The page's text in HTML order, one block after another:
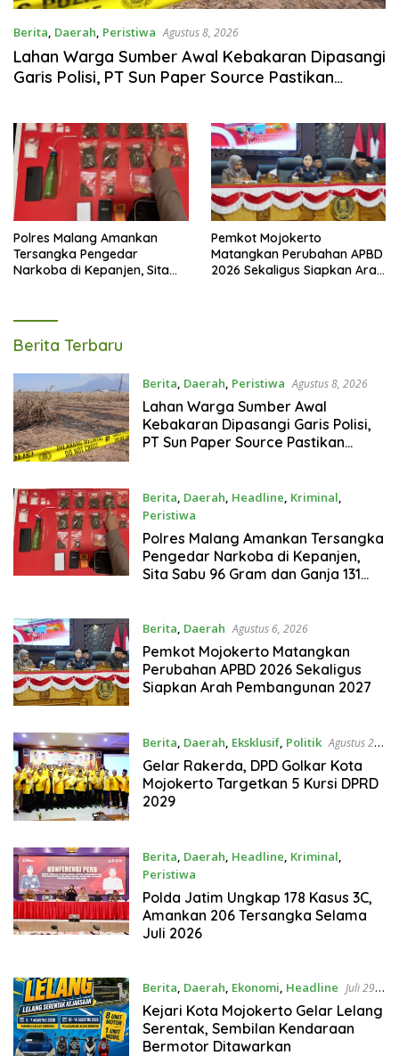
Berita, Daerah, Peristiwa Agustus 8, 2026
Lahan Warga Sumber Awal Kebakaran Dipasangi
Garis Polisi, PT Sun Paper Source Pastikan
Polres Malang Amankan
Tersangka Pengedar
Narkoba di Kepanjen, Sita
Pemkot Mojokerto
Matangkan Perubahan APBD
2026 Sekaligus Siapkan Arah
Tagarterkini
Berita Terbaru
Berita, Daerah, Peristiwa Agustus 8, 2026
Lahan Warga Sumber Awal
Kebakaran Dipasangi Garis Polisi,
PT Sun Paper Source Pastikan
Berita, Daerah, Headline, Kriminal,
Peristiwa
Agustus 7, 2026
Polres Malang Amankan Tersangka
Pengedar Narkoba di Kepanjen,
Sita Sabu 96 Gram dan Ganja 131
Berita, Daerah Agustus 6, 2026
Pemkot Mojokerto Matangkan
Perubahan APBD 2026 Sekaligus
Siapkan Arah Pembangunan 2027
Berita, Daerah, Eksklusif, Politik Agustus 2,
2026
Gelar Rakerda, DPD Golkar Kota
Mojokerto Targetkan 5 Kursi DPRD
2029
Berita, Daerah, Headline, Kriminal,
Peristiwa
Agustus 1, 2026
Polda Jatim Ungkap 178 Kasus 3C,
Amankan 206 Tersangka Selama
Juli 2026
Berita, Daerah, Ekonomi, Headline Juli 29,
2026
Kejari Kota Mojokerto Gelar Lelang
Serentak, Sembilan Kendaraan
Bermotor Ditawarkan